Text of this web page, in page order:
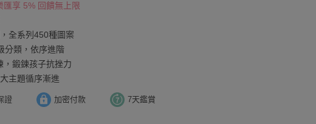
匯享 5% 回饋無上限
全系列450種圖案
分類，依序進階
，鍛鍊孩子抗挫力
主題循序漸進
證 加密付款 7天鑑賞